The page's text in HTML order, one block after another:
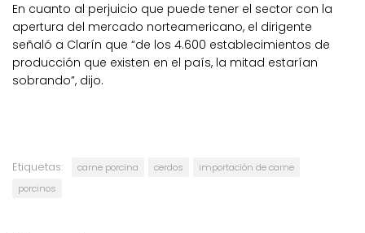
En cuanto al perjuicio que puede tener el sector con la
apertura del mercado norteamericano, el dirigente
señaló a Clarín que “de los 4.600 establecimientos de
producción que existen en el país, la mitad estarían
sobrando”, dijo.
Etiquetas: carne porcina cerdos
importación de carne
porcinos